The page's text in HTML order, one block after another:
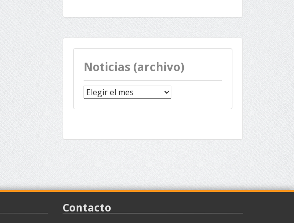
Noticias (archivo)
Noticias
(archivo)
Contacto